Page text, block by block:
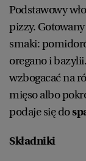
Podstawowy
pizzy.
smaki:
oregano i
wzbogacać na
mięso albo
podaje się do
Składniki